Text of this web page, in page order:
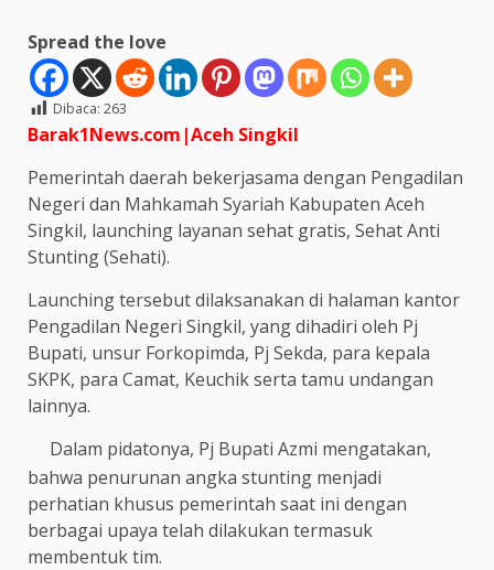
Spread the love
Dibaca: 263
Barak1News.com|Aceh Singkil
Pemerintah daerah bekerjasama dengan Pengadilan
Negeri dan Mahkamah Syariah Kabupaten Aceh
Singkil, launching layanan sehat gratis, Sehat Anti
Stunting (Sehati).
Launching tersebut dilaksanakan di halaman kantor
Pengadilan Negeri Singkil, yang dihadiri oleh Pj
Bupati, unsur Forkopimda, Pj Sekda, para kepala
SKPK, para Camat, Keuchik serta tamu undangan
lainnya.
Dalam pidatonya, Pj Bupati Azmi mengatakan,
bahwa penurunan angka stunting menjadi
perhatian khusus pemerintah saat ini dengan
berbagai upaya telah dilakukan termasuk
membentuk tim.